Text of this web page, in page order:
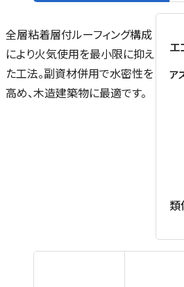
全層粘着層付ルーフィング構成
により火気使用を最小限に抑え
た工法。副資材併用で水密性を
高め、木造建築物に最適です。
エ
ア
類